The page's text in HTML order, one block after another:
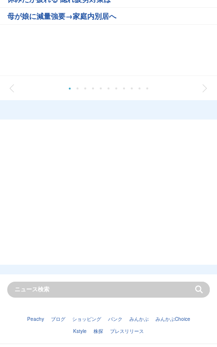
母が娘に減量強要→家庭内別居へ
Peachy ブログ ショッピング バンク みんかぶ
みんかぶChoice
Kstyle
株探 プレスリリース